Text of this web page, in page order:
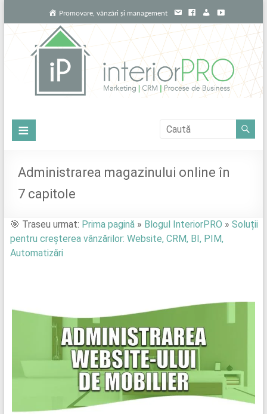
content
Promovare, vânzări și management
E
m
a
i
l
a
c
e
b
o
o
L
i
n
k
e
d
i
n
Y
o
T
u
b
e
InteriorPRO
proiectele
de
cu
profesioniștii
potriviți
Meniu
Administrarea magazinului online în
7 capitole
🎯 Traseu urmat: Prima pagină» Blogul InteriorPRO » Soluții
pentru creșterea vânzărilor: Website, CRM, BI, PIM,
Automatizări